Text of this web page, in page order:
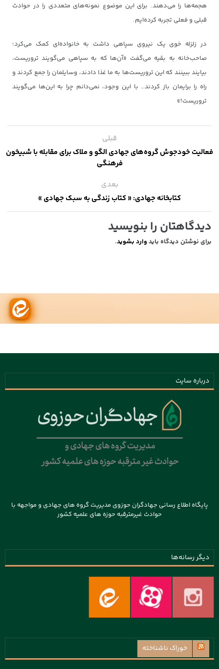
هجمه‌ها را می‌دهند. برای این موضوع نمونه‌های متعددی را در حوادث
قبلی و فعلی تجربه کرده‌ایم.
در زلزله خوی یک نیروی سپاهی داشت به خانواده‌ای کمک می‌کرد؛
صاحب‌خانه به بقیه می‌گفت «آن‌ها که به سپاهی می‌گویند تروریست،
بیایند ببینند که این تروریست‌ها به ما غذا دادند، وسایلمان را جمع کردند و
راه را برایمان باز کردند… با این وجود، نمی‌دانم چرا به این‌ها می‌گویند
تروریست!»
قبلی
فعالیت خودجوش گروه‌های جهادی الگو و ملاک برای مقابله با شبیخون
فرهنگی
بعدی
کتابخانه جهادی: « کتاب زندگی به سبک جهادی »
دیدگاهتان را بنویسید
برای نوشتن دیدگاه باید وارد بشوید.
درباره سایت
پایگاه اطلاع رسانی جهادگران حوزوی مدیریت گروه های جهادی و مواجهه با
حوادث غیرمترقبه حوزه های علمیه کشور
دیگر رسانه‌ها
خوراک ناشناخته